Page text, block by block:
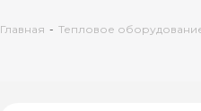
Главная - Тепловое